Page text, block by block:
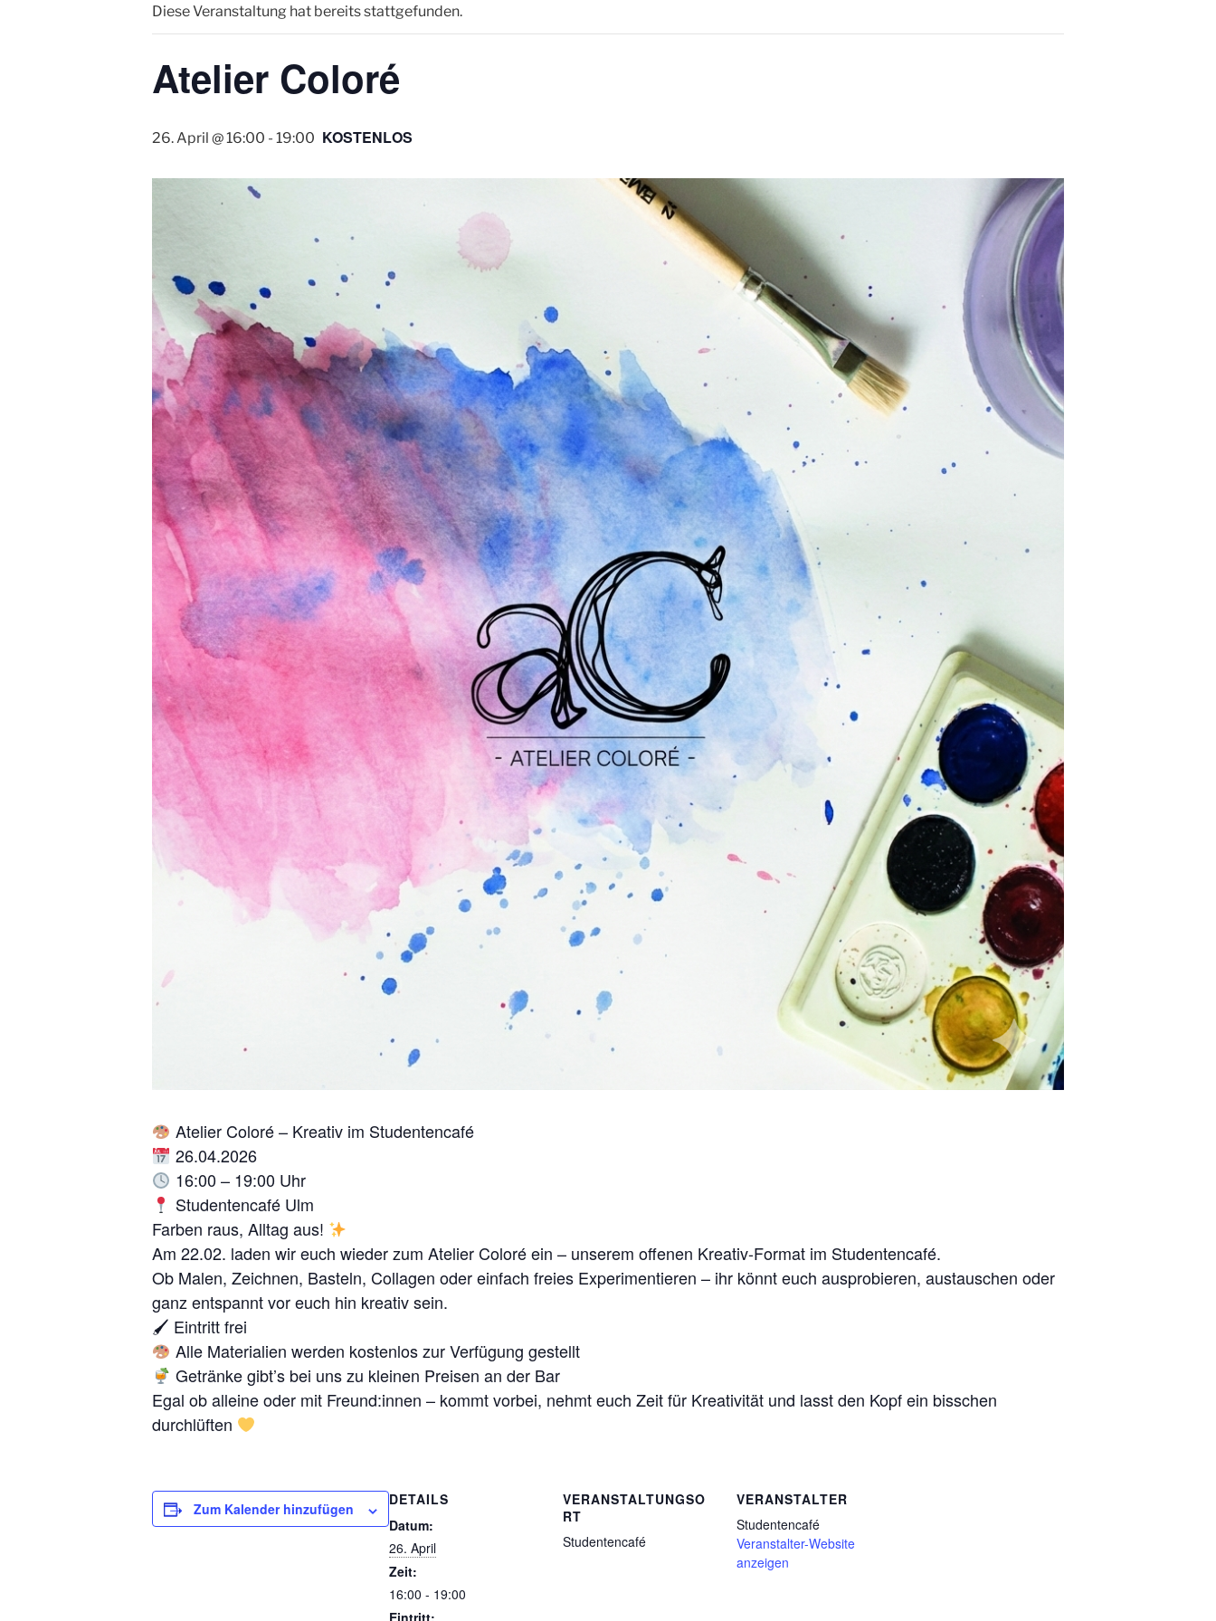
Diese Veranstaltung hat bereits stattgefunden.
Atelier Coloré
26. April @ 16:00 - 19:00 KOSTENLOS
Atelier Coloré – Kreativ im Studentencafé
26.04.2026
16:00 – 19:00 Uhr
Studentencafé Ulm
Farben raus, Alltag aus!
Am 22.02. laden wir euch wieder zum Atelier Coloré ein – unserem offenen Kreativ-Format im Studentencafé.
Ob Malen, Zeichnen, Basteln, Collagen oder einfach freies Experimentieren – ihr könnt euch ausprobieren, austauschen oder
ganz entspannt vor euch hin kreativ sein.
🖌 Eintritt frei
Alle Materialien werden kostenlos zur Verfügung gestellt
Getränke gibt’s bei uns zu kleinen Preisen an der Bar
Egal ob alleine oder mit Freund:innen – kommt vorbei, nehmt euch Zeit für Kreativität und lasst den Kopf ein bisschen
durchlüften
Zum Kalender hinzufügen
DETAILS
Datum:
26. April
Zeit:
16:00 - 19:00
VERANSTALTUNGSO
RT
Studentencafé
VERANSTALTER
Studentencafé
Veranstalter-Website
anzeigen